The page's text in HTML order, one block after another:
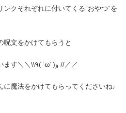
クそれぞれに付いてくる”おやつ”を
呪文をかけてもらうと
ブロマイドを召喚できちゃいます＼＼\\٩( ‘ω’ )و //／／
に魔法をかけてもらってくださいね♩